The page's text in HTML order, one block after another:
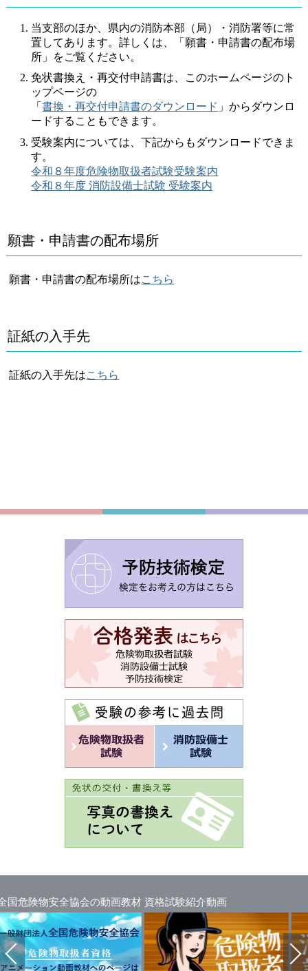
当支部のほか、県内の消防本部（局）・消防署等に常
置してあります。詳しくは、「願書・申請書の配布場
所」をご覧ください。
免状書換え・再交付申請書は、このホームページのト
ップページの
「書換・再交付申請書のダウンロード 」からダウンロ
ードすることもできます。
受験案内については、下記からもダウンロードできま
す。
令和８年度危険物取扱者試験受験案内
令和８年度 消防設備士試験 受験案内
願書・申請書の配布場所
願書・申請書の配布場所はこちら
証紙の入手先
証紙の入手先はこちら
全協会の動画教材 資格試験紹介動画